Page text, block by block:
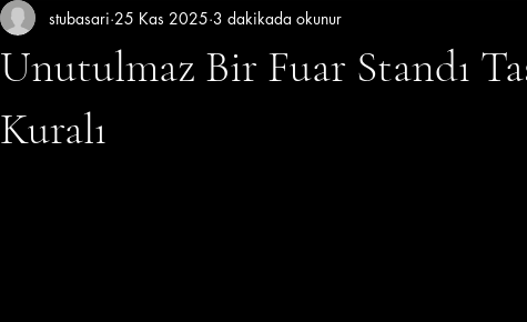
Unutulmaz Bir Fuar Standı
Kuralı
stubasari 25 Kas 2025 3 dakikada okunur